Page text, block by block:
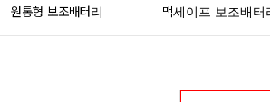
원통형 보조배터리
맥세이프 보조배터